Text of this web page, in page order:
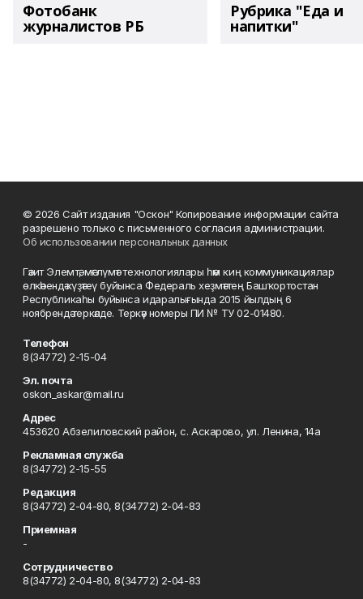
Фотобанк
журналистов РБ
Рубрика "Еда и
напитки"
© 2026 Сайт издания "Оскон" Копирование информации сайта
разрешено только с письменного согласия администрации.
Об использовании персональных данных
Гәзит Элемтә, мәғлүмәт технологиялары һәм киң коммуникациялар
өлкәһендә күҙәтеү буйынса Федераль хеҙмәттең Башҡортостан
Республикаһы буйынса идаралығында 2015 йылдың 6
ноябрендә теркәлде. Теркәү номеры ПИ № ТУ 02-01480.
Телефон
8(34772) 2-15-04
Эл. почта
oskon_askar@mail.ru
Адрес
453620 Абзелиловский район, с. Аскарово, ул. Ленина, 14а
Рекламная служба
8(34772) 2-15-55
Редакция
8(34772) 2-04-80, 8(34772) 2-04-83
Приемная
-
Сотрудничество
8(34772) 2-04-80, 8(34772) 2-04-83